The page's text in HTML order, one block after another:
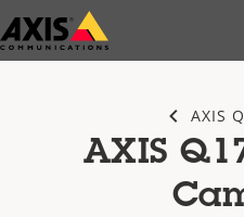
Zum
Hauptinhalt
AXIS
AXIS